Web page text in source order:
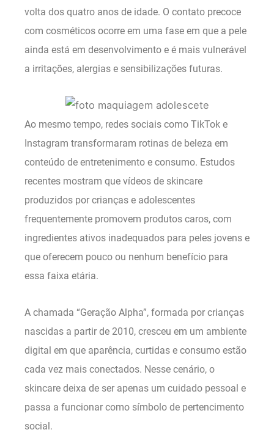
volta dos quatro anos de idade. O contato precoce
com cosméticos ocorre em uma fase em que a pele
ainda está em desenvolvimento e é mais vulnerável
a irritações, alergias e sensibilizações futuras.
Ao mesmo tempo, redes sociais como TikTok e
Instagram transformaram rotinas de beleza em
conteúdo de entretenimento e consumo. Estudos
recentes mostram que vídeos de skincare
produzidos por crianças e adolescentes
frequentemente promovem produtos caros, com
ingredientes ativos inadequados para peles jovens e
que oferecem pouco ou nenhum benefício para
essa faixa etária.
A chamada “Geração Alpha”, formada por crianças
nascidas a partir de 2010, cresceu em um ambiente
digital em que aparência, curtidas e consumo estão
cada vez mais conectados. Nesse cenário, o
skincare deixa de ser apenas um cuidado pessoal e
passa a funcionar como símbolo de pertencimento
social.